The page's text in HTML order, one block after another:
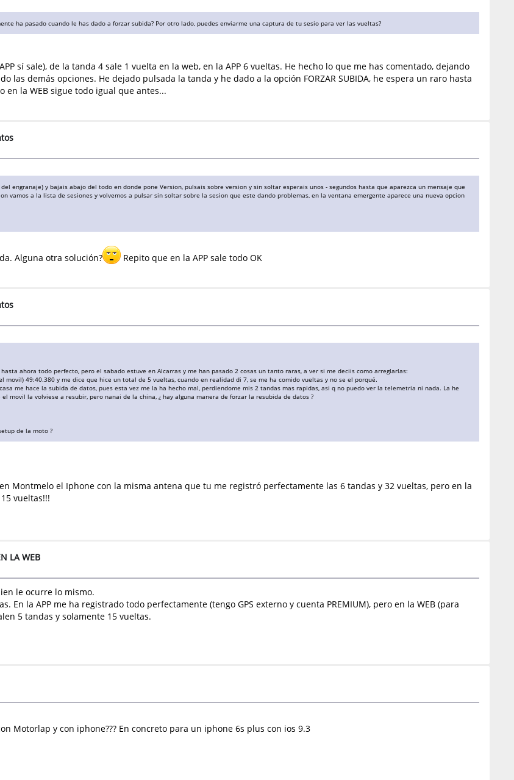
ha pasado cuando le has dado a forzar subida? Por otro lado, puedes enviarme una captura de tu sesio para ver las vueltas?
sí sale), de la tanda 4 sale 1 vuelta en la web, en la APP 6 vueltas. He hecho lo que me has comentado, dejando
las demás opciones. He dejado pulsada la tanda y he dado a la opción FORZAR SUBIDA, he espera un raro hasta
en la WEB sigue todo igual que antes...
engranaje) y bajais abajo del todo en donde pone Version, pulsais sobre version y sin soltar esperais unos - segundos hasta que aparezca un mensaje que
vamos a la lista de sesiones y volvemos a pulsar sin soltar sobre la sesion que este dando problemas, en la ventana emergente aparece una nueva opcion
Alguna otra solución? Repito que en la APP sale todo OK
hasta ahora todo perfecto, pero el sabado estuve en Alcarras y me han pasado 2 cosas un tanto raras, a ver si me deciis como arreglarlas:
movil) 49:40.380 y me dice que hice un total de 5 vueltas, cuando en realidad di 7, se me ha comido vueltas y no se el porqué.
me hace la subida de datos, pues esta vez me la ha hecho mal, perdiendome mis 2 tandas mas rapidas, asi q no puedo ver la telemetria ni nada. La he
movil la volviese a resubir, pero nanai de la china, ¿ hay alguna manera de forzar la resubida de datos ?
de la moto ?
Montmelo el Iphone con la misma antena que tu me registró perfectamente las 6 tandas y 32 vueltas, pero en la
vueltas!!!
LA WEB
le ocurre lo mismo.
En la APP me ha registrado todo perfectamente (tengo GPS externo y cuenta PREMIUM), pero en la WEB (para
5 tandas y solamente 15 vueltas.
Motorlap y con iphone??? En concreto para un iphone 6s plus con ios 9.3